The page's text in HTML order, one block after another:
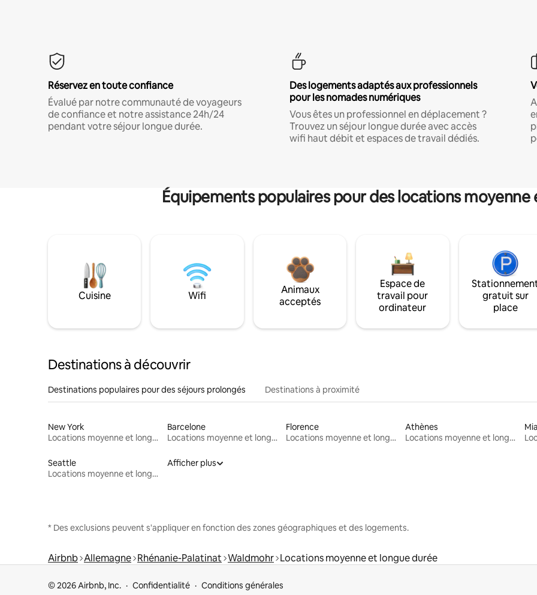
Réservez en toute confiance
Évalué par notre communauté de voyageurs
de confiance et notre assistance 24h/24
pendant votre séjour longue durée.
Des logements adaptés aux professionnels
pour les nomades numériques
Vous êtes un professionnel en déplacement ?
Trouvez un séjour longue durée avec accès
wifi haut débit et espaces de travail dédiés.
Équipements populaires pour des locations
Cuisine Wifi
Animaux
acceptés
Espace de
travail pour
ordinateur
gratuit sur
place
Destinations à découvrir
Destinations populaires pour des séjours prolongés Destinations à proximité
New York
Locations moyenne et longue durée
Barcelone
Locations moyenne et longue durée
Florence
Locations moyenne et longue durée
Athènes
Locations moyenne et longue durée
Seattle
Locations moyenne et longue durée
Afficher plus
* Des exclusions peuvent s'appliquer en fonction des zones géographiques et des logements.
Airbnb Allemagne Rhénanie-Palatinat Waldmohr Locations moyenne et longue durée
© 2026 Airbnb, Inc. Confidentialité Conditions générales